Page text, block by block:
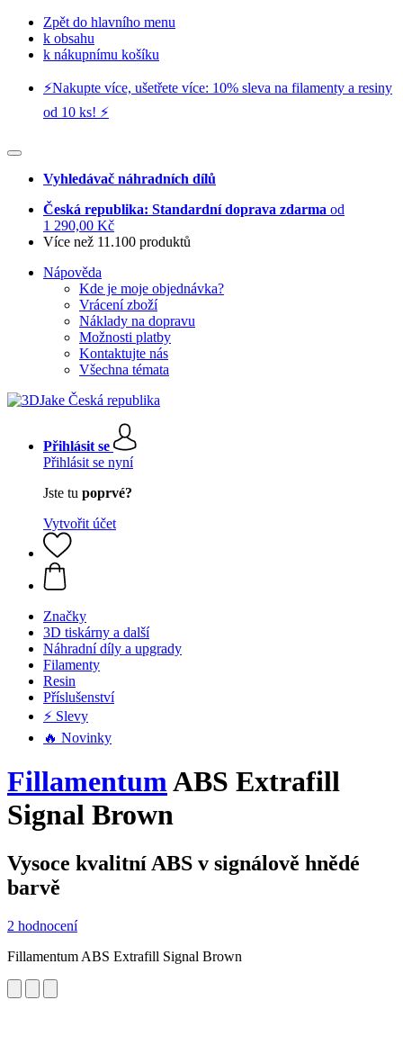
Zpět do hlavního menu
k obsahu
k nákupnímu košíku
⚡️Nakupte více, ušetřete více: 10% sleva na filamenty a resiny
od 10 ks! ⚡️
Vyhledávač náhradních dílů
Česká republika: Standardní doprava zdarma od
1 290,00 Kč
Více než 11.100 produktů
Nápověda
Kde je moje objednávka?
Vrácení zboží
Náklady na dopravu
Možnosti platby
Kontaktujte nás
Všechna témata
Přihlásit se
Přihlásit se nyní
Jste tu poprvé?
Vytvořit účet
Značky
3D tiskárny a další
Náhradní díly a upgrady
Filamenty
Resin
Příslušenství
⚡ Slevy
🔥 Novinky
FillamentumABS Extrafill
Signal Brown
Vysoce kvalitní ABS v signálově hnědé
barvě
2 hodnocení
Fillamentum ABS Extrafill Signal Brown